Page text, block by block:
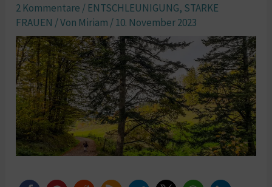
2 Kommentare / ENTSCHLEUNIGUNG, STARKE
FRAUEN / Von Miriam /10. November 2023